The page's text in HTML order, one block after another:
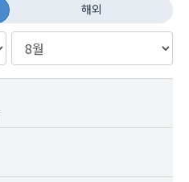
해외